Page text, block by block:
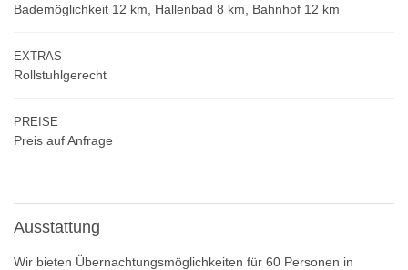
Bademöglichkeit 12 km, Hallenbad 8 km, Bahnhof 12 km
EXTRAS
Rollstuhlgerecht
PREISE
Preis auf Anfrage
Ausstattung
Wir bieten Übernachtungsmöglichkeiten für 60 Personen in